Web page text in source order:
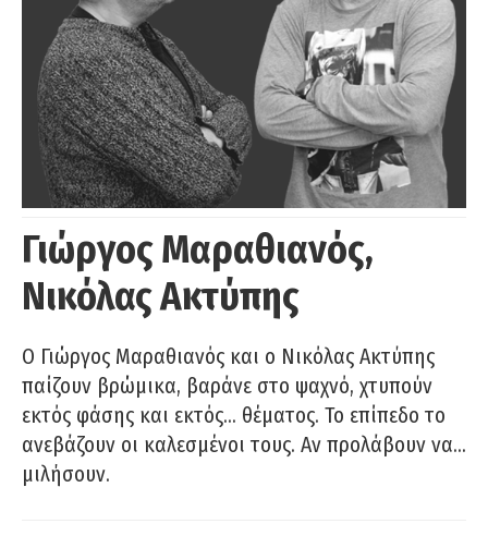
Γιώργος Μαραθιανός,
Νικόλας Ακτύπης
Ο Γιώργος Μαραθιανός και ο Νικόλας Ακτύπης
παίζουν βρώμικα, βαράνε στο ψαχνό, χτυπούν
εκτός φάσης και εκτός… θέματος. Το επίπεδο το
ανεβάζουν οι καλεσμένοι τους. Αν προλάβουν να…
μιλήσουν.